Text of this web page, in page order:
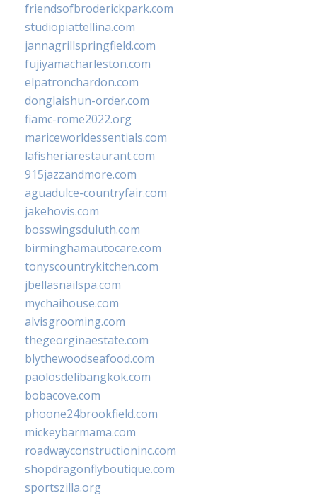
friendsofbroderickpark.com
studiopiattellina.com
jannagrillspringfield.com
fujiyamacharleston.com
elpatronchardon.com
donglaishun-order.com
fiamc-rome2022.org
mariceworldessentials.com
lafisheriarestaurant.com
915jazzandmore.com
aguadulce-countryfair.com
jakehovis.com
bosswingsduluth.com
birminghamautocare.com
tonyscountrykitchen.com
jbellasnailspa.com
mychaihouse.com
alvisgrooming.com
thegeorginaestate.com
blythewoodseafood.com
paolosdelibangkok.com
bobacove.com
phoone24brookfield.com
mickeybarmama.com
roadwayconstructioninc.com
shopdragonflyboutique.com
sportszilla.org